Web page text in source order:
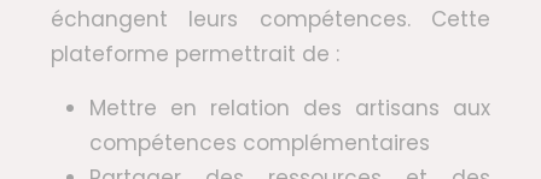
échangent leurs compétences. Cette
plateforme permettrait de :
Mettre en relation des artisans aux
compétences complémentaires